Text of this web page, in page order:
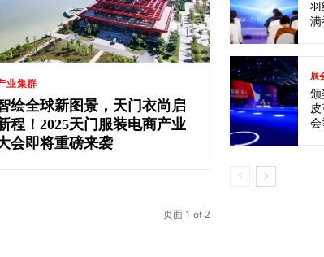
业集群
绘全球新图景，天门衣尚启
程！2025天门服装电商产业
会即将重磅来袭
页面 1 of 2
羽
满
展
颁
会